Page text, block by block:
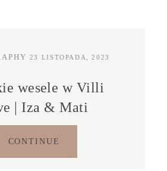
23 LISTOPADA, 2023
wesele w Villi
| Iza & Mati
CONTINUE